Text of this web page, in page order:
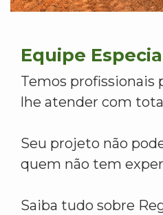
Equipe
Temos profissionais
lhe atender com
Seu projeto não
quem não tem
Saiba tudo sobre